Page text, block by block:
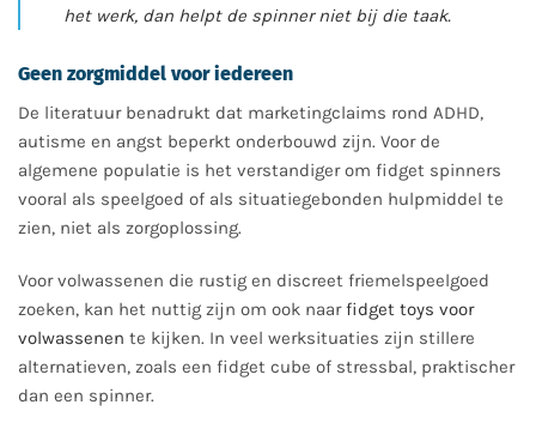
het werk, dan helpt de spinner niet bij die taak.
Geen zorgmiddel voor iedereen
De literatuur benadrukt dat marketingclaims rond ADHD,
autisme en angst beperkt onderbouwd zijn. Voor de
algemene populatie is het verstandiger om fidget spinners
vooral als speelgoed of als situatiegebonden hulpmiddel te
zien, niet als zorgoplossing.
Voor volwassenen die rustig en discreet friemelspeelgoed
zoeken, kan het nuttig zijn om ook naarfidget toys voor
volwassenen te kijken. In veel werksituaties zijn stillere
alternatieven, zoals een fidget cube of stressbal, praktischer
dan een spinner.